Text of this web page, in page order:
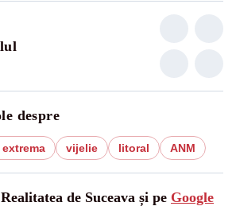
despre
extrema vijelie litoral ANM
de Suceava și pe Google